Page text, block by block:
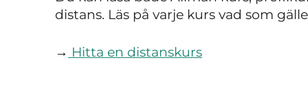
distans. Läs på varje kurs vad som
→ Hitta en distanskurs